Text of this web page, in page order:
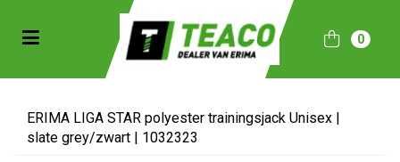
(Sportkleding)
(Collecties)
Toggle navigation 0
ERIMA LIGA STAR polyester trainingsjack Unisex |
slate grey/zwart | 1032323